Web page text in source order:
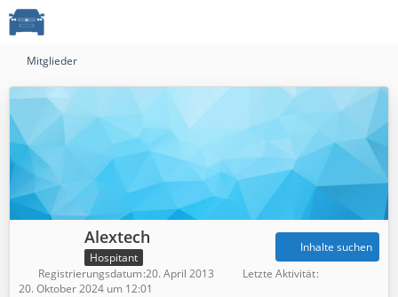
Mitglieder
Alextech
Hospitant
Inhalte suchen
Registrierungsdatum 20. April 2013
Letzte Aktivität
20. Oktober 2024 um 12:01